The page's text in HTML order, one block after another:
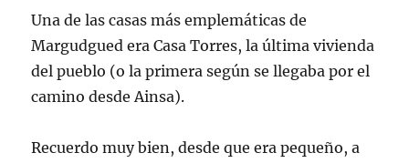
Una de las casas más emplemáticas de
Margudgued era Casa Torres, la última vivienda
del pueblo (o la primera según se llegaba por el
camino desde Ainsa).
Recuerdo muy bien, desde que era pequeño, a